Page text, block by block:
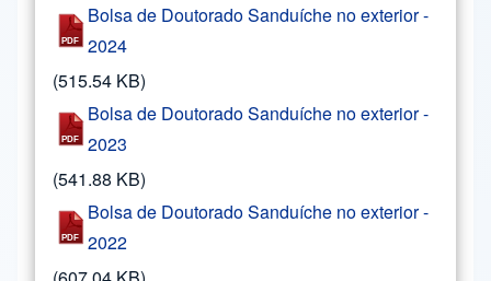
Bolsa de Doutorado Sanduíche no exterior -
2024
(515.54 KB)
Bolsa de Doutorado Sanduíche no exterior -
2023
(541.88 KB)
Bolsa de Doutorado Sanduíche no exterior -
2022